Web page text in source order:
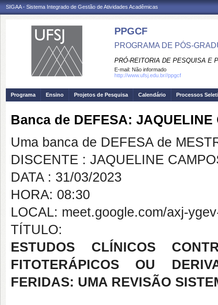
SIGAA - Sistema Integrado de Gestão de Atividades Acadêmicas
PPGCF
PROGRAMA DE PÓS-
PRÓ-REITORIA DE PESQUISA E
E-mail: Não informado
http://www.ufsj.edu.br//ppgcf
Programa Ensino Projetos de Pesquisa Calendário Processos
Banca de DEFESA: JAQUELINE
Uma banca de DEFESA de
DISCENTE : JAQUELINE
DATA : 31/03/2023
HORA: 08:30
LOCAL: meet.google.com/axj-
TÍTULO:
ESTUDOS CLÍNICOS
FITOTERÁPICOS OU
FERIDAS: UMA REVISÃO